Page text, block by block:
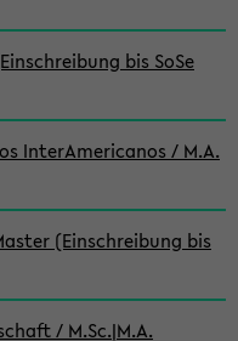
bis SoSe
InterAmericanos / M.A.
(Einschreibung bis
/ M.Sc.|M.A.